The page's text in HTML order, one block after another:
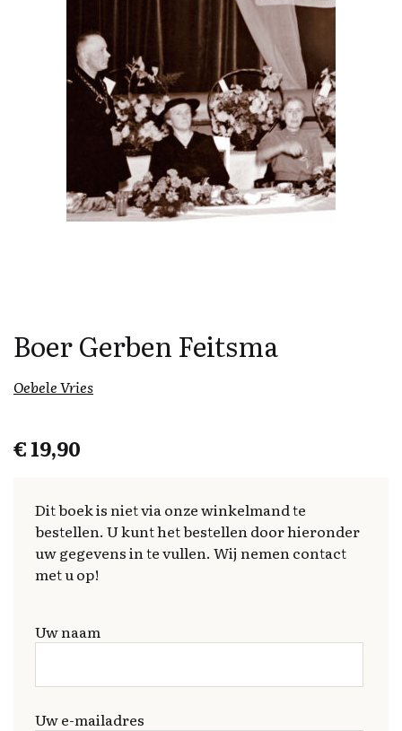
Boer Gerben Feitsma
Oebele Vries
€19,90
Dit boek is niet via onze winkelmand te
bestellen. U kunt het bestellen door hieronder
uw gegevens in te vullen. Wij nemen contact
met u op!
Uw naam
Uw e-mailadres